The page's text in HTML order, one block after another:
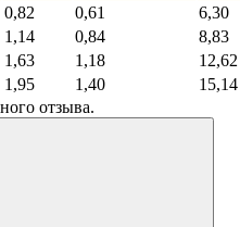
0,82 0,61
6,30
1,14 0,84
8,83
1,63 1,18
12,62
1,95 1,40
15,14
отзыва.